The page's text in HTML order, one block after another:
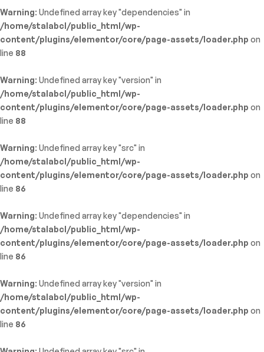
Warning: Undefined array key "dependencies" in
/home/stalabcl/public_html/wp-
content/plugins/elementor/core/page-assets/loader.php on
line 88
Warning: Undefined array key "version" in
/home/stalabcl/public_html/wp-
content/plugins/elementor/core/page-assets/loader.php on
line 88
Warning: Undefined array key "src" in
/home/stalabcl/public_html/wp-
content/plugins/elementor/core/page-assets/loader.php on
line 86
Warning: Undefined array key "dependencies" in
/home/stalabcl/public_html/wp-
content/plugins/elementor/core/page-assets/loader.php on
line 86
Warning: Undefined array key "version" in
/home/stalabcl/public_html/wp-
content/plugins/elementor/core/page-assets/loader.php on
line 86